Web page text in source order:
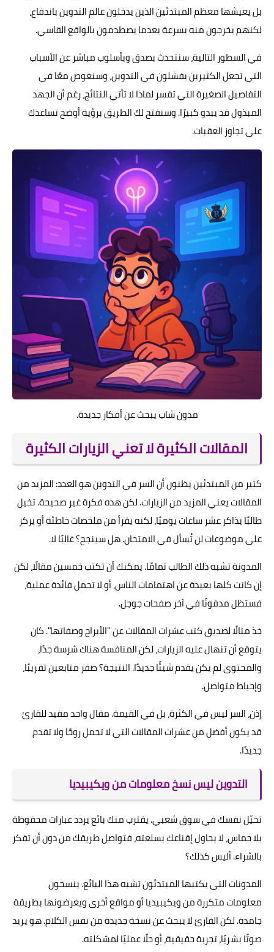
بل يعيشها معظم المبتدئين الذين يدخلون عالم التدوين باندفاع،
لكنهم يخرجون منه بسرعة بعدما يصطدمون بالواقع القاسي.
في السطور التالية، سنتحدث بصدق وبأسلوب مباشر عن الأسباب
التي تجعل الكثيرين يفشلون في التدوين، وسنغوص معًا في
التفاصيل الصغيرة التي تفسر لماذا لا تأتي النتائج، رغم أن الجهد
المبذول قد يبدو كبيرًا. وسنفتح لك الطريق برؤية أوضح تساعدك
على تجاوز العقبات.
مدون شاب يبحث عن أفكار جديدة.
المقالات الكثيرة لا تعني الزيارات الكثيرة
كثير من المبتدئين يظنون أن السر في التدوين هو العدد: المزيد من
المقالات يعني المزيد من الزيارات. لكن هذه فكرة غير صحيحة. تخيل
طالبًا يذاكر عشر ساعات يوميًا، لكنه يقرأ من ملخصات خاطئة أو يركز
على موضوعات لن تُسأل في الامتحان. هل سينجح؟ غالبًا لا.
المدونة تشبه ذلك الطالب تمامًا. يمكنك أن تكتب خمسين مقالًا، لكن
إن كانت كلها بعيدة عن اهتمامات الناس، أو لا تحمل فائدة عملية،
فستظل مدفونًا في آخر صفحات جوجل.
خذ مثالًا لصديق كتب عشرات المقالات عن "الأبراج وصفاتها". كان
يتوقع أن تنهال عليه الزيارات، لكن المنافسة هناك شرسة جدًا،
والمحتوى لم يكن يقدم شيئًا جديدًا. النتيجة؟ صفر متابعين تقريبًا،
وإحباط متواصل.
إذن، السر ليس في الكثرة، بل في القيمة. مقال واحد مفيد للقارئ
قد يكون أفضل من عشرات المقالات التي لا تحمل روحًا ولا تقدم
جديدًا.
التدوين ليس نسخ معلومات من ويكيبيديا
تخيّل نفسك في سوق شعبي. يقترب منك بائع يردد عبارات محفوظة
بلا حماس، لا يحاول إقناعك بسلعته، فتواصل طريقك من دون أن تفكر
بالشراء. أليس كذلك؟
المدونات التي يكتبها المبتدئون تشبه هذا البائع. ينسخون
معلومات متكررة من ويكيبيديا أو مواقع أخرى ويعرضونها بطريقة
جامدة. لكن القارئ لا يبحث عن نسخة جديدة من نفس الكلام. هو يريد
صوتًا بشريًا، تجربة حقيقية، أو حلًا عمليًا لمشكلته.